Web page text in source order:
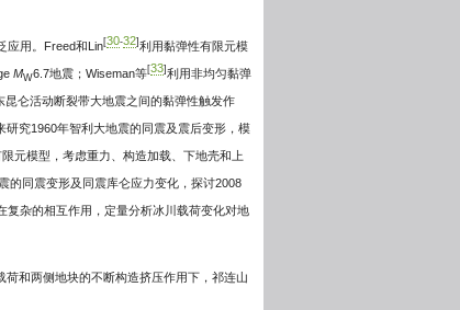
应用。Freed和Lin[30-32] 利用黏弹性有限元模
MW6.7地震；Wiseman等[33] 利用非均匀黏弹
昆仑活动断裂带大地震之间的黏弹性触发作
研究1960年智利大地震的同震及震后变形，模
元模型，考虑重力、构造加载、下地壳和上
的同震变形及同震库仑应力变化，探讨2008
杂的相互作用，定量分析冰川载荷变化对地
和两侧地块的不断构造挤压作用下，祁连山